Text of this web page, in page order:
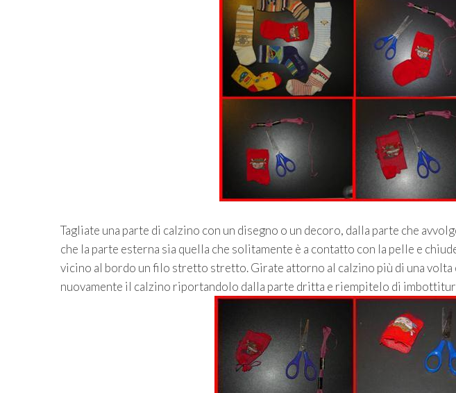
Tagliate una parte di calzino con un disegno o un decoro, dalla parte che
che la parte esterna sia quella che solitamente è a contatto con la pelle e
vicino al bordo un filo stretto stretto. Girate attorno al calzino più di una volta
nuovamente il calzino riportandolo dalla parte dritta e riempitelo di